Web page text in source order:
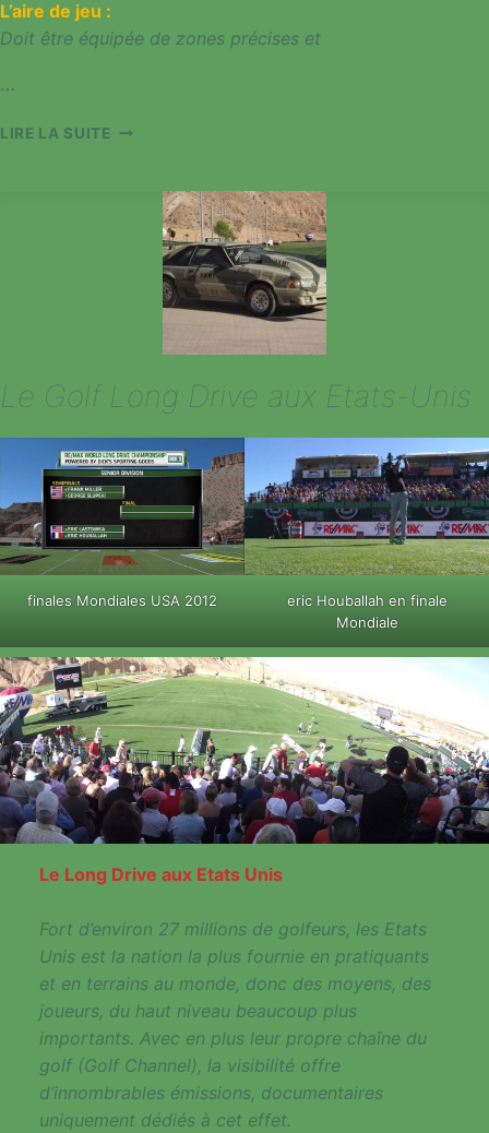
L’aire de jeu :
Doit être équipée de zones précises et
…
LIRE LA SUITE TERRAINS
Le Golf Long Drive aux Etats-Unis
finales Mondiales USA 2012
eric Houballah en finale
Mondiale
Le Long Drive aux Etats Unis
Fort d’environ 27 millions de golfeurs, les Etats
Unis est la nation la plus fournie en pratiquants
et en terrains au monde, donc des moyens, des
joueurs, du haut niveau beaucoup plus
importants. Avec en plus leur propre chaîne du
golf (Golf Channel), la visibilité offre
d’innombrables émissions, documentaires
uniquement dédiés à cet effet.